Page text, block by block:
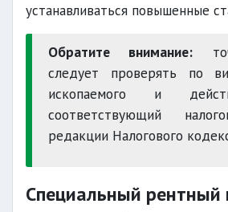
устанавливаться повышенные
Обратите внимание:
следует проверять по
ископаемого и
соответствующий
редакции Налогового
Специальный рентный